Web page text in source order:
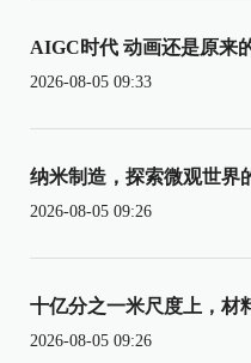
AIGC时代 动画还是原来
2026-08-05 09:33
纳米制造，探索微观世界
2026-08-05 09:26
十亿分之一米尺度上，材
2026-08-05 09:26